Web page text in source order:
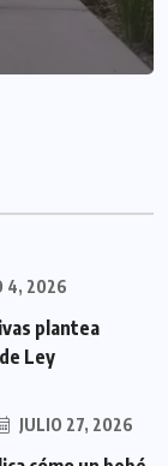
4, 2026
plantea
Ley
JULIO 27, 2026